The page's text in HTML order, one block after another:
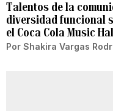
Talentos de la
diversidad funcional
el Coca Cola Music
Por Shakira Vargas